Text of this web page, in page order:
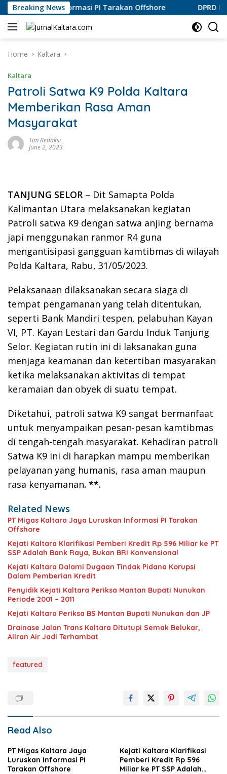
Skip
to
content
Breaking News
Informasi PI Tarakan Offshore DPRD
Home Kaltara
Kaltara
Patroli Satwa K9 Polda Kaltara
Memberikan Rasa Aman
Masyarakat
Tim Redaksi
June 2, 2023
TANJUNG SELOR – Dit Samapta Polda
Kalimantan Utara melaksanakan kegiatan
Patroli satwa K9 dengan satwa anjing bernama
japi menggunakan ranmor R4 guna
mengantisipasi gangguan kamtibmas di wilayah
Polda Kaltara, Rabu, 31/05/2023.
Pelaksanaan dilaksanakan secara siaga di
tempat pengamanan yang telah ditentukan,
seperti Bank Mandiri tespen, pelabuhan Kayan
VI, PT. Kayan Lestari dan Gardu Induk Tanjung
Selor. Kegiatan rutin ini di laksanakan guna
menjaga keamanan dan ketertiban masyarakan
ketika melaksanakan aktivitas di tempat
keramaian dan obyek di suatu tempat.
Diketahui, patroli satwa K9 sangat bermanfaat
untuk menyampaikan pesan-pesan kamtibmas
di tengah-tengah masyarakat. Kehadiran patroli
Satwa K9 ini di harapkan mampu memberikan
pelayanan yang humanis, rasa aman maupun
rasa kenyamanan. **.
Related News
PT Migas Kaltara Jaya Luruskan Informasi PI Tarakan
Offshore
‎Kejati Kaltara Klarifikasi Pemberi Kredit Rp 596 Miliar ke PT
SSP Adalah Bank Raya, Bukan BRI Konvensional
Kejati Kaltara Dalami Dugaan Tindak Pidana Korupsi
Dalam Pemberian Kredit
Penyidik Kejati Kaltara Periksa Mantan Bupati Nunukan
Periode 2001 – 2011
Kejati Kaltara Periksa BS Mantan Bupati Nunukan dan JP
Drainase Jalan Trans Kaltara Ditutupi Semak Belukar,
Aliran Air Jadi Terhambat
featured
Read Also
PT Migas Kaltara Jaya
Luruskan Informasi PI
Tarakan Offshore
‎Kejati Kaltara Klarifikasi
Pemberi Kredit Rp 596
Miliar ke PT SSP Adalah